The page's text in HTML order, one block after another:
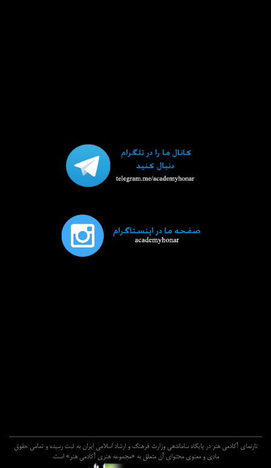
تارنماي آکادمي هنر در پايگاه ساماندهي وزارت فرهنگ و ارشاد اسلامي ايران به ثبت رسيده و تمامي حقوق
مادي و معنوي محتواي آن متعلق به «مجموعه هنري آکادمي هنر» است.